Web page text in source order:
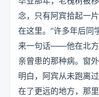
念，只有阿宾拾起一
在这里。”许多年后同
来一句话——他在北方
亲曾患的那种病。窗
明白，阿宾从未跑离
在了更远的地方，那